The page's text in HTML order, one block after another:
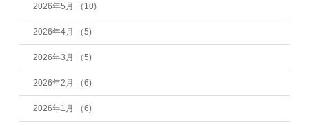
2026年5月 （10)
2026年4月 （5)
2026年3月 （5)
2026年2月 （6)
2026年1月 （6)